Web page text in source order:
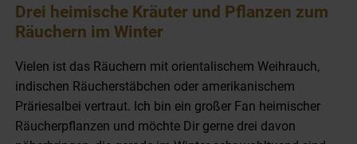
Drei heimische Kräuter und Pflanzen zum
Räuchern im Winter
Vielen ist das Räuchern mit orientalischem Weihrauch,
indischen Räucherstäbchen oder amerikanischem
Präriesalbei vertraut. Ich bin ein großer Fan heimischer
Räucherpflanzen und möchte Dir gerne drei davon